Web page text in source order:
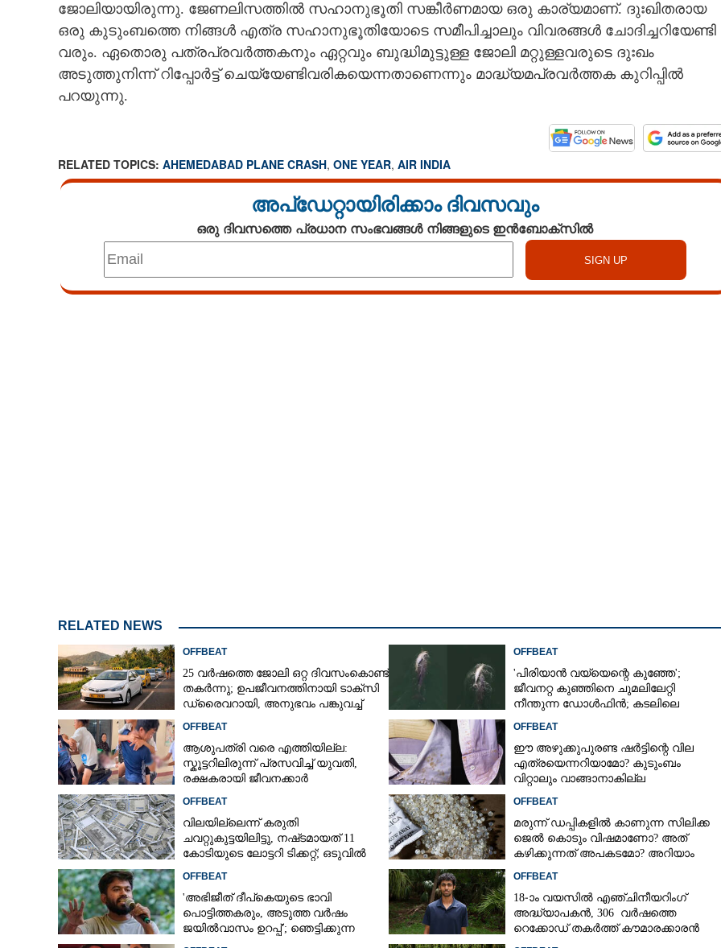
ജോലിയായിരുന്നു. ജേണലിസത്തിൽ സഹാനുഭൂതി സങ്കീർണമായ ഒരു കാര്യമാണ്. ദുഃഖിതരായ
ഒരു കുടുംബത്തെ നിങ്ങൾ എത്ര സഹാനുഭൂതിയോടെ സമീപിച്ചാലും വിവരങ്ങൾ ചോദിച്ചറിയേണ്ടി
വരും. ഏതൊരു പത്രപ്രവർത്തകനും ഏറ്റവും ബുദ്ധിമുട്ടുള്ള ജോലി മറ്റുള്ളവരുടെ ദുഃഖം
അടുത്തുനിന്ന് റിപ്പോർട്ട് ചെയ്യേണ്ടിവരികയെന്നതാണെന്നും മാദ്ധ്യമപ്രവർത്തക കുറിപ്പിൽ
പറയുന്നു.
RELATED TOPICS: AHEMEDABAD PLANE CRASH, ONE YEAR, AIR INDIA
അപ്ഡേറ്റായിരിക്കാം ദിവസവും
ഒരു ദിവസത്തെ പ്രധാന സംഭവങ്ങൾ നിങ്ങളുടെ ഇൻബോക്സിൽ
RELATED NEWS
OFFBEAT
25 വർഷത്തെ ജോലി ഒറ്റ ദിവസംകൊണ്ട്
തകർന്നു; ഉപജീവനത്തിനായി ടാക്‌സി
ഡ്രൈവറായി,​ അനുഭവം പങ്കുവച്ച്
OFFBEAT
'പിരിയാൻ വയ്യെന്റെ കുഞ്ഞേ';
ജീവനറ്റ കുഞ്ഞിനെ ചുമലിലേറ്റി
നീന്തുന്ന ഡോൾഫിൻ; കടലിലെ
OFFBEAT
ആശുപത്രി വരെ എത്തിയില്ല:
സ്കൂട്ടറിലിരുന്ന് പ്രസവിച്ച് യുവതി,
രക്ഷകരായി ജീവനക്കാർ
OFFBEAT
ഈ അഴുക്കുപുരണ്ട ഷർട്ടിന്റെ വില
എത്രയെന്നറിയാമോ? കുടുംബം
വിറ്റാലും വാങ്ങാനാകില്ല
OFFBEAT
വിലയില്ലെന്ന് കരുതി
ചവറ്റുകുട്ടയിലിട്ടു, നഷ്‌ടമായത് 11
കോടിയുടെ ലോട്ടറി ടിക്കറ്റ്; ഒടുവിൽ
OFFBEAT
മരുന്ന് ഡപ്പികളിൽ കാണുന്ന സിലിക്ക
ജെൽ കൊടും വിഷമാണോ? അത്
കഴിക്കുന്നത് അപകടമോ? അറിയാം
OFFBEAT
'അഭിജീത് ദീപ്‌കെയുടെ ഭാവി
പൊട്ടിത്തകരും, അടുത്ത വർഷം
ജയിൽവാസം ഉറപ്പ്'; ഞെട്ടിക്കുന്ന
OFFBEAT
18-ാം വയസിൽ എഞ്ചിനീയറിംഗ്
അദ്ധ്യാപകൻ, 306 വർഷത്തെ
റെക്കോഡ് തകർത്ത് കൗമാരക്കാരൻ